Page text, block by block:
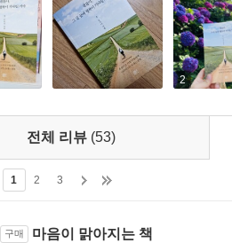
2
전체 리뷰 (53)
1 2 3
구매 마음이 맑아지는 책